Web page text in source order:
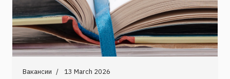
Вакансии 13 March 2026